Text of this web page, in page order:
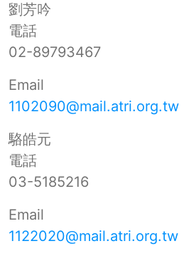
劉芳吟
電話
02-89793467
Email
1102090@mail.atri.org.tw
駱皓元
電話
03-5185216
Email
1122020@mail.atri.org.tw